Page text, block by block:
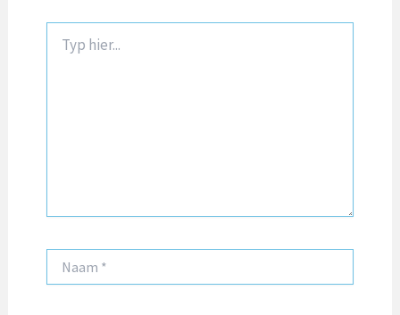
hier...